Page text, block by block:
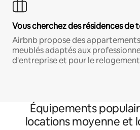
Vous cherchez des résidences de
Airbnb propose des
meublés adaptés aux
d'entreprise et pour le
Équipements
locations moyenne et